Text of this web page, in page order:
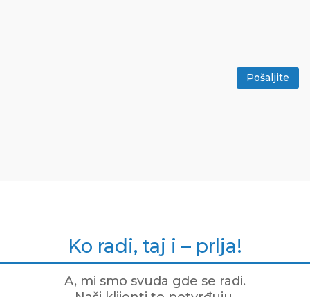
Pošaljite
Ko radi, taj i – prlja!
A, mi smo svuda gde se radi.